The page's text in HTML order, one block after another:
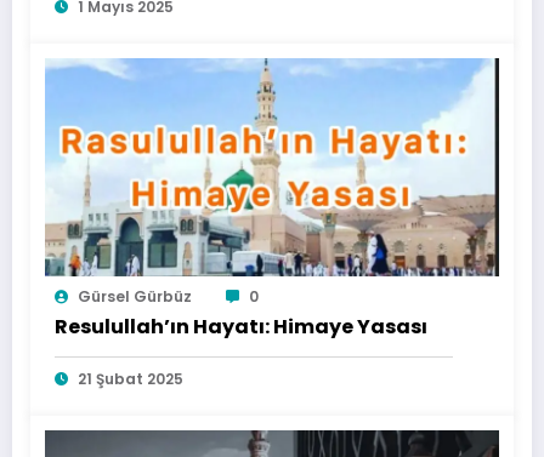
1 Mayıs 2025
Gürsel Gürbüz 0
Resulullah’ın Hayatı: Himaye Yasası
21 Şubat 2025